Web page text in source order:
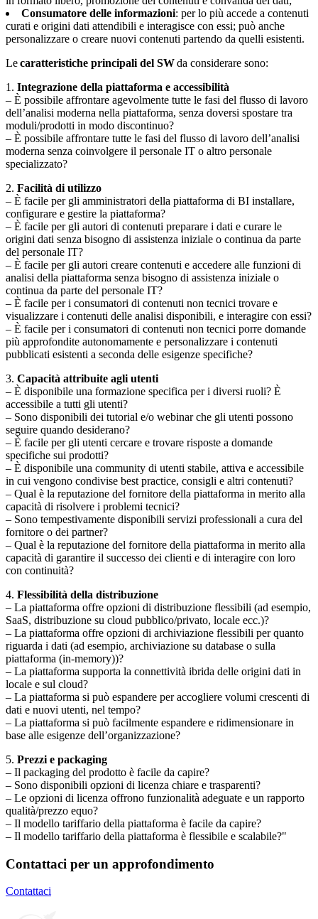
Consumatore delle informazioni: per lo più accede a contenuti
curati e origini dati attendibili e interagisce con essi; può anche
personalizzare o creare nuovi contenuti partendo da quelli esistenti.
Lecaratteristiche principali del SWda considerare sono:
1‍. Integrazione della piattaforma e accessibilità
– È possibile affrontare agevolmente tutte le fasi del flusso di lavoro
dell’analisi moderna nella piattaforma, senza doversi spostare tra
moduli/prodotti in modo discontinuo?
– È possibile affrontare tutte le fasi del flusso di lavoro dell’analisi
moderna senza coinvolgere il personale IT o altro personale
specializzato?
2. Facilità di utilizzo
– È facile per gli amministratori della piattaforma di BI installare,
configurare e gestire la piattaforma?
– È facile per gli autori di contenuti preparare i dati e curare le
origini dati senza bisogno di assistenza iniziale o continua da parte
del personale IT?
– È facile per gli autori creare contenuti e accedere alle funzioni di
analisi della piattaforma senza bisogno di assistenza iniziale o
continua da parte del personale IT?
– È facile per i consumatori di contenuti non tecnici trovare e
visualizzare i contenuti delle analisi disponibili, e interagire con essi?
– È facile per i consumatori di contenuti non tecnici porre domande
più approfondite autonomamente e personalizzare i contenuti
pubblicati esistenti a seconda delle esigenze specifiche?
3. Capacità attribuite agli utenti
– È disponibile una formazione specifica per i diversi ruoli? È
accessibile a tutti gli utenti?
– Sono disponibili dei tutorial e/o webinar che gli utenti possono
seguire quando desiderano?
– È facile per gli utenti cercare e trovare risposte a domande
specifiche sui prodotti?
– È disponibile una community di utenti stabile, attiva e accessibile
in cui vengono condivise best practice, consigli e altri contenuti?
– Qual è la reputazione del fornitore della piattaforma in merito alla
capacità di risolvere i problemi tecnici?
– Sono tempestivamente disponibili servizi professionali a cura del
fornitore o dei partner?
– Qual è la reputazione del fornitore della piattaforma in merito alla
capacità di garantire il successo dei clienti e di interagire con loro
con continuità?
4. Flessibilità della distribuzione
– La piattaforma offre opzioni di distribuzione flessibili (ad esempio,
SaaS, distribuzione su cloud pubblico/privato, locale ecc.)?
– La piattaforma offre opzioni di archiviazione flessibili per quanto
riguarda i dati (ad esempio, archiviazione su database o sulla
piattaforma (in-memory))?
– La piattaforma supporta la connettività ibrida delle origini dati in
locale e sul cloud?
– La piattaforma si può espandere per accogliere volumi crescenti di
dati e nuovi utenti, nel tempo?
– La piattaforma si può facilmente espandere e ridimensionare in
base alle esigenze dell’organizzazione?
5. Prezzi e packaging
– Il packaging del prodotto è facile da capire?
– Sono disponibili opzioni di licenza chiare e trasparenti?
– Le opzioni di licenza offrono funzionalità adeguate e un rapporto
qualità/prezzo equo?
– Il modello tariffario della piattaforma è facile da capire?
– Il modello tariffario della piattaforma è flessibile e scalabile?"
Contattaci per un approfondimento
Contattaci